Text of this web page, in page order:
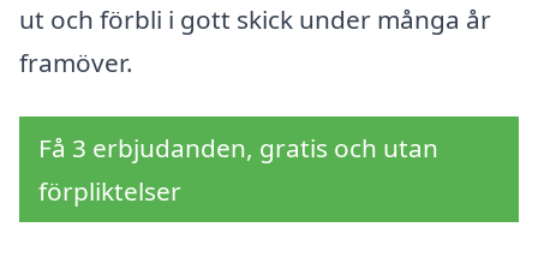
ut och förbli i gott skick under många år
framöver.
Få 3 erbjudanden, gratis och utan
förpliktelser